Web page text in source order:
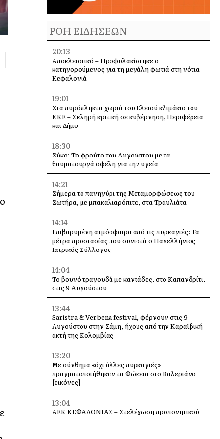
ΡΟΗ ΕΙΔΗΣΕΩΝ
20:13
Αποκλειστικό – Προφυλακίστηκε ο
κατηγορούμενος για τη μεγάλη φωτιά στη νότια
Κεφαλονιά
19:01
Στα πυρόπληκτα χωριά του Ελειού κλιμάκιο του
ΚΚΕ – Σκληρή κριτική σε κυβέρνηση, Περιφέρεια
και Δήμο
18:30
Σύκο: Το φρούτο του Αυγούστου με τα
θαυματουργά οφέλη για την υγεία
14:21
Σήμερα το πανηγύρι της Μεταμορφώσεως του
Σωτήρα, με μπακαλιαρόπιτα, στα Τραυλιάτα
14:14
Επιβαρυμένη ατμόσφαιρα από τις πυρκαγιές: Τα
μέτρα προστασίας που συνιστά ο Πανελλήνιος
Ιατρικός Σύλλογος
14:04
Το βουνό τραγουδά με καντάδες, στο Καπανδρίτι,
στις 9 Αυγούστου
13:44
Saristra & Verbena festival, φέρνουν στις 9
Αυγούστου στην Σάμη, ήχους από την Καραϊβική
ακτή της Κολομβίας
13:20
Με σύνθημα «όχι άλλες πυρκαγιές»
πραγματοποιήθηκαν τα Φώκεια στο Βαλεριάνο
[εικόνες]
13:04
ΑΕΚ ΚΕΦΑΛΟΝΙΑΣ – Στελέχωση προπονητικού